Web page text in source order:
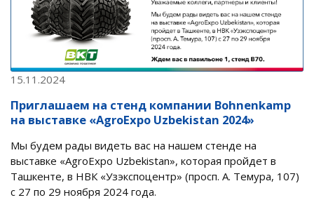
15.11.2024
Приглашаем на стенд компании Bohnenkamp
на выставке «AgroExpo Uzbekistan 2024»
Мы будем рады видеть вас на нашем стенде на
выставке «AgroExpo Uzbekistan», которая пройдет в
Ташкенте, в НВК «Узэкспоцентр» (просп. А. Темура, 107)
с 27 по 29 ноября 2024 года.